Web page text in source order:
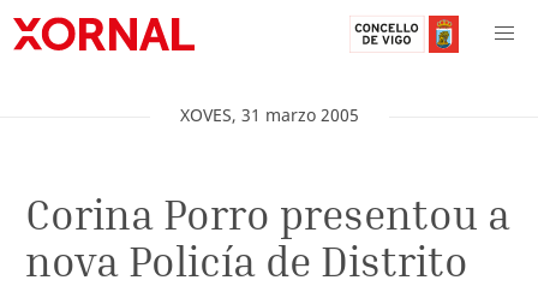
XOVES, 31 marzo 2005
Corina Porro presentou a
nova Policía de Distrito